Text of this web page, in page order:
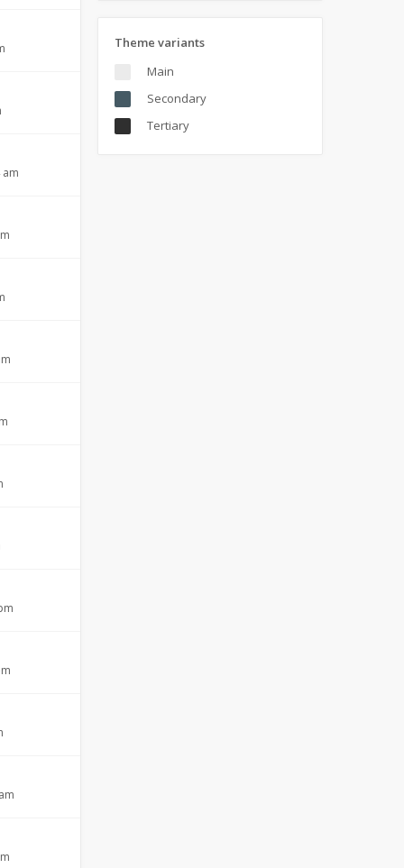
am
Theme variants
Main
Secondary
Tertiary